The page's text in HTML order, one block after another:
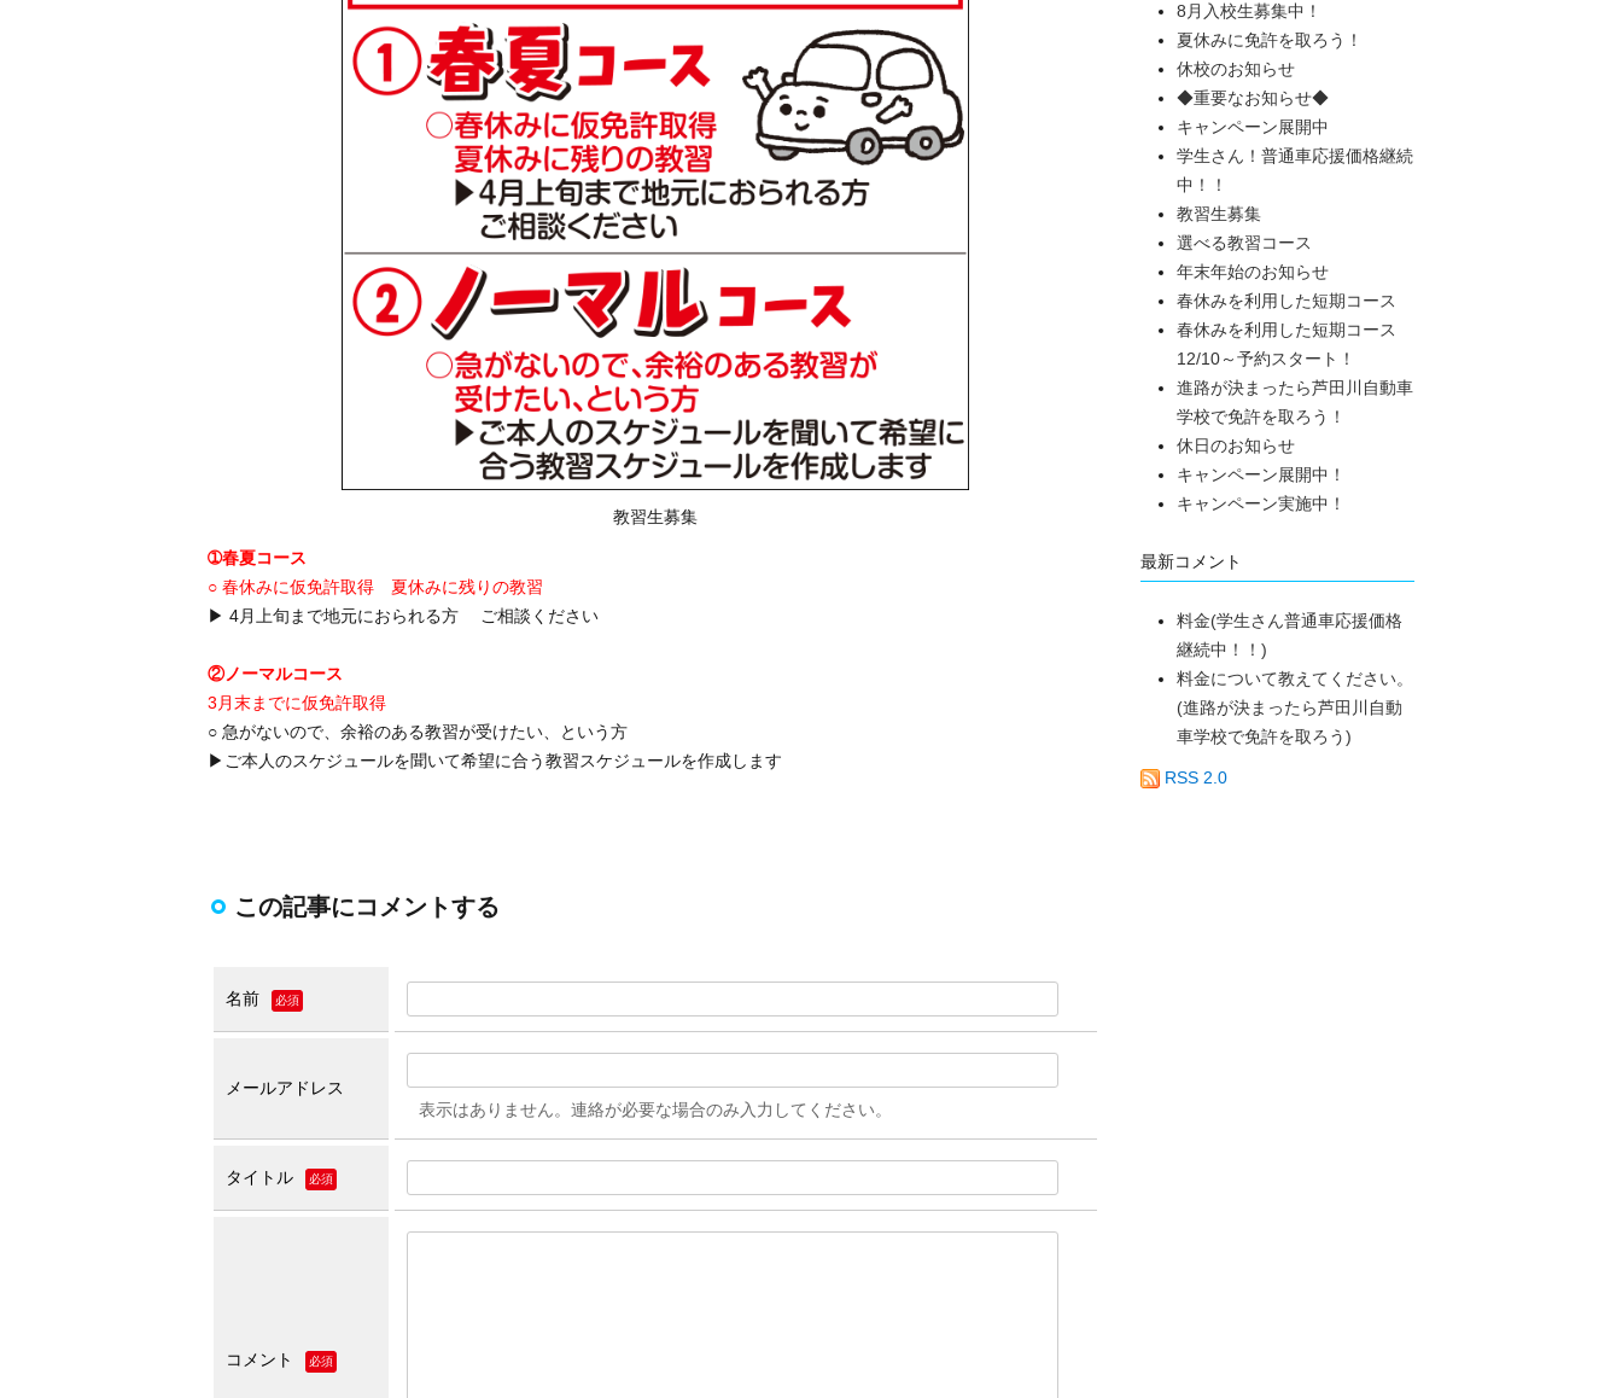
教習生募集
➀春夏コース
○ 春休みに仮免許取得 夏休みに残りの教習
▶ 4月上旬まで地元におられる方 ご相談ください
②ノーマルコース
3月末までに仮免許取得
○ 急がないので、余裕のある教習が受けたい、という方
▶ご本人のスケジュールを聞いて希望に合う教習スケジュールを作成します
この記事にコメントする
名前 必須
メールアドレス
表示はありません。連絡が必要な場合のみ入力してください。
タイトル 必須
コメント 必須
8月入校生募集中！
夏休みに免許を取ろう！
休校のお知らせ
◆重要なお知らせ◆
キャンペーン展開中
学生さん！普通車応援価格継続
中！！
教習生募集
選べる教習コース
年末年始のお知らせ
春休みを利用した短期コース
春休みを利用した短期コース
12/10～予約スタート！
進路が決まったら芦田川自動車
学校で免許を取ろう！
休日のお知らせ
キャンペーン展開中！
キャンペーン実施中！
最新コメント
料金(学生さん普通車応援価格
継続中！！)
料金について教えてください。
(進路が決まったら芦田川自動
車学校で免許を取ろう)
RSS 2.0